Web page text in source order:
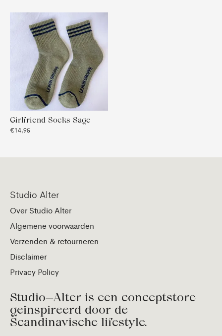
Girlfriend Socks Sage
€14,95
Studio Alter
Over Studio Alter
Algemene voorwaarden
Verzenden & retourneren
Disclaimer
Privacy Policy
Studio—Alter is een conceptstore
geïnspireerd door de
Scandinavische lifestyle.